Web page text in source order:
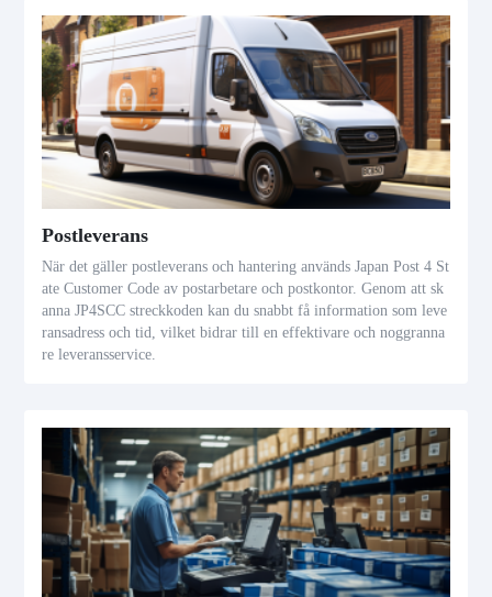
Postleverans
När det gäller postleverans och hantering används Japan Post 4 St
ate Customer Code av postarbetare och postkontor. Genom att sk
anna JP4SCC streckkoden kan du snabbt få information som leve
ransadress och tid, vilket bidrar till en effektivare och noggranna
re leveransservice.